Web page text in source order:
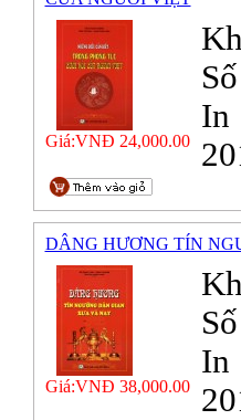
Giá:VNĐ 24,000.00
In
DÂNG HƯƠNG TÍN
Giá:VNĐ 38,000.00
In